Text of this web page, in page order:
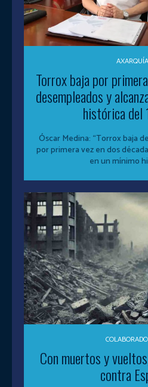
AXARQUÍA
Torrox baja por
desempleados y
histórica
Óscar Medina: “Torrox baja
por primera vez en dos
en un mínimo
Con muertos y
contra